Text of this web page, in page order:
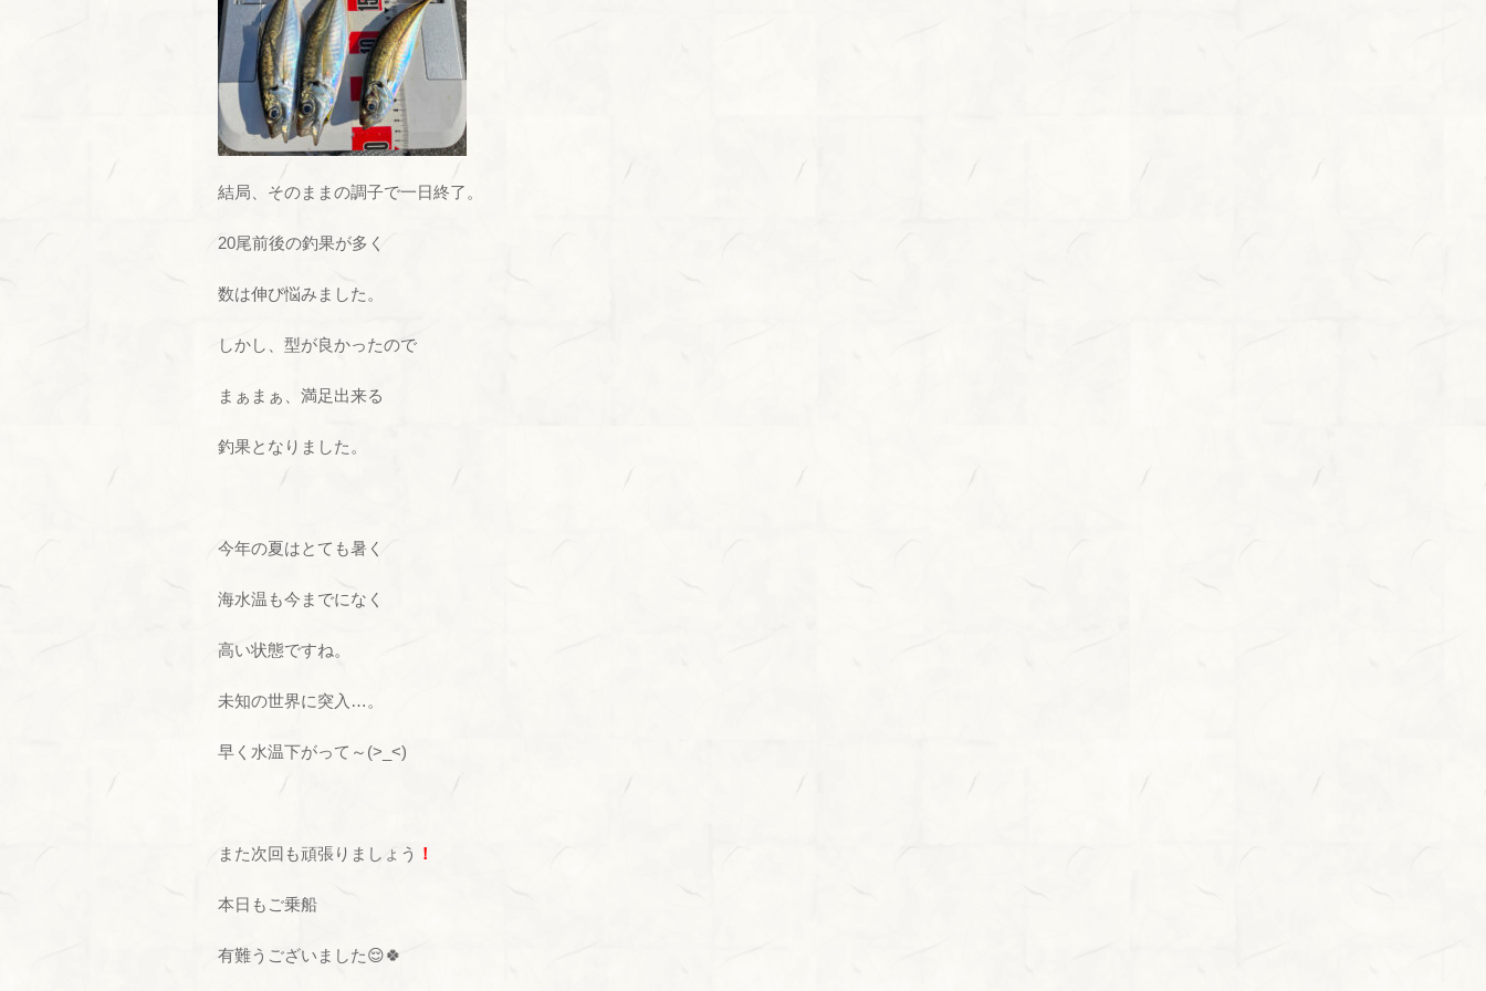
結局、そのままの調子で一日終了。
20尾前後の釣果が多く
数は伸び悩みました。
しかし、型が良かったので
まぁまぁ、満足出来る
釣果となりました。
今年の夏はとても暑く
海水温も今までになく
高い状態ですね。
未知の世界に突入…。
早く水温下がって～(>_<)
また次回も頑張りましょう ！
本日もご乗船
有難うございました😌🍀